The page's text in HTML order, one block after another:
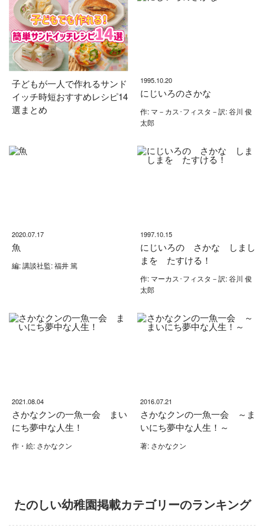
子どもが一人で作れるサンド
イッチ時短おすすめレシピ14
選まとめ
1995.10.20
にじいろのさかな
作: マ－カス･フィスタ－訳: 谷川 俊
太郎
2020.07.17
魚
編: 講談社監: 福井 篤
1997.10.15
にじいろの さかな しまし
まを たすける！
作: マーカス･フィスタ－訳: 谷川 俊
太郎
2021.08.04
さかなクンの一魚一会 まい
にち夢中な人生！
作・絵: さかなクン
2016.07.21
さかなクンの一魚一会 ～ま
いにち夢中な人生！～
著: さかなクン
たのしい幼稚園掲載カテゴリーのランキング